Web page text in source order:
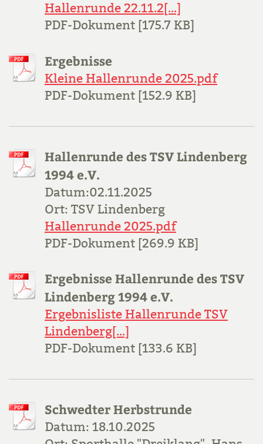
Hallenrunde 22.11.2[...]
PDF-Dokument [175.7 KB]
Ergebnisse
Kleine Hallenrunde 2025.pdf
PDF-Dokument [152.9 KB]
Hallenrunde des TSV Lindenberg
1994 e.V.
Datum:02.11.2025
Ort: TSV Lindenberg
Hallenrunde 2025.pdf
PDF-Dokument [269.9 KB]
Ergebnisse Hallenrunde des TSV
Lindenberg 1994 e.V.
Ergebnisliste Hallenrunde TSV
Lindenberg[...]
PDF-Dokument [133.6 KB]
Schwedter Herbstrunde
Datum: 18.10.2025